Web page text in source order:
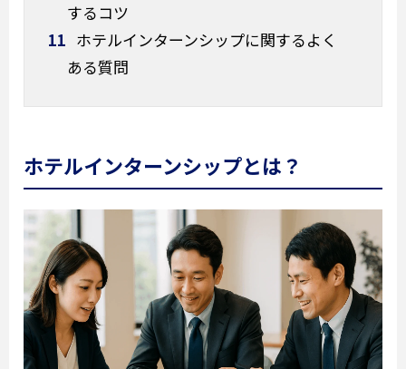
するコツ
11 ホテルインターンシップに関するよく
ある質問
ホテルインターンシップとは？